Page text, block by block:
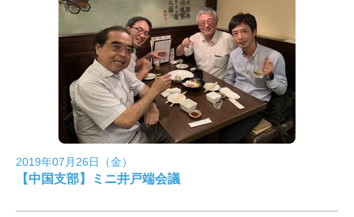
2019年07月26日（金）
【中国支部】ミニ井戸端会議